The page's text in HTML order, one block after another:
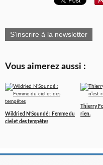
S'inscrire à la newsletter
Vous aimerez aussi :
Wildried N’Soundé : Femme du
ciel et des tempêtes
Thierry
rien.